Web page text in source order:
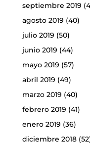
septiembre 2019
agosto 2019 (40)
julio 2019 (50)
junio 2019 (44)
mayo 2019 (57)
abril 2019 (49)
marzo 2019 (40)
febrero 2019 (41)
enero 2019 (36)
diciembre 2018